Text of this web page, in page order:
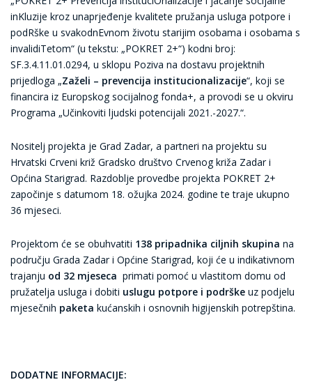
inKluzije kroz unaprjeđenje kvalitete pružanja usluga potpore i
podRške u svakodnEvnom životu starijim osobama i osobama s
invalidiTetom“ (u tekstu: „POKRET 2+“) kodni broj:
SF.3.4.11.01.0294, u sklopu Poziva na dostavu projektnih
prijedloga „Zaželi – prevencija institucionalizacije“, koji se
financira iz Europskog socijalnog fonda+, a provodi se u okviru
Programa „Učinkoviti ljudski potencijali 2021.-2027.“.
Nositelj projekta je Grad Zadar, a partneri na projektu su
Hrvatski Crveni križ Gradsko društvo Crvenog križa Zadar i
Općina Starigrad. Razdoblje provedbe projekta POKRET 2+
započinje s datumom 18. ožujka 2024. godine te traje ukupno
36 mjeseci.
Projektom će se obuhvatiti 138 pripadnika ciljnih skupina na
području Grada Zadar i Općine Starigrad, koji će u indikativnom
trajanju od 32 mjeseca primati pomoć u vlastitom domu od
pružatelja usluga i dobiti uslugu potpore i podrške uz podjelu
mjesečnih paketa kućanskih i osnovnih higijenskih potrepština.
DODATNE INFORMACIJE: